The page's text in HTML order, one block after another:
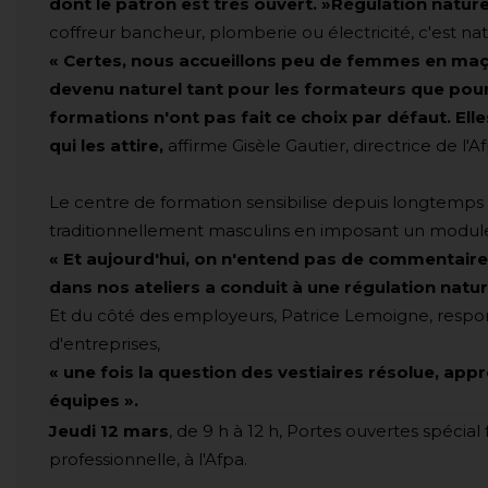
coffreur bancheur, plomberie ou électricité, c'est
« Certes, nous accueillons peu de femmes en
devenu naturel tant pour les formateurs que
formations n'ont pas fait ce choix par défaut.
qui les attire, affirme Gisèle Gautier, directrice de
Le centre de formation sensibilise depuis
traditionnellement masculins en imposant un
« Et aujourd'hui, on n'entend pas de
dans nos ateliers a conduit à une régulation
Et du côté des employeurs, Patrice Lemoigne,
d'entreprises,
« une fois la question des vestiaires résolue,
équipes ».
Jeudi 12 mars, de 9 h à 12 h, Portes ouvertes
professionnelle, à l'Afpa.